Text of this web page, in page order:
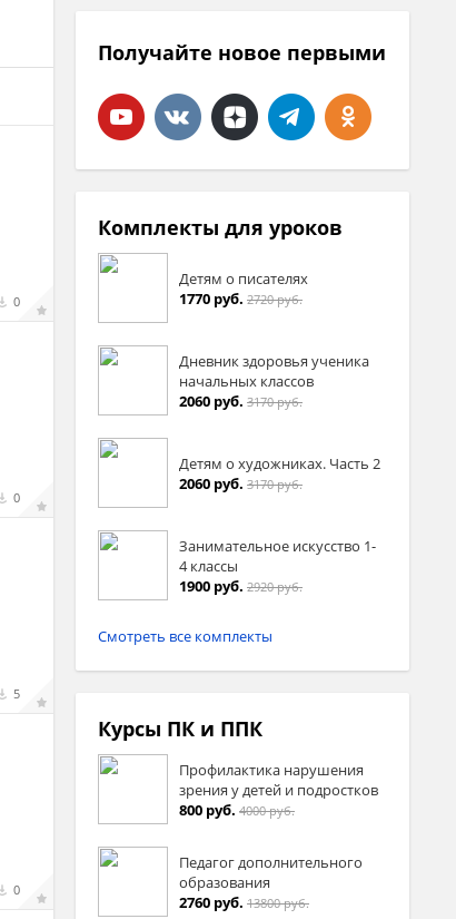
0
0
5
0
Получайте новое первыми
Комплекты для уроков
Детям о писателях
1770 руб. 2720 руб.
Дневник здоровья ученика
начальных классов
2060 руб. 3170 руб.
Детям о художниках. Часть 2
2060 руб. 3170 руб.
Занимательное искусство 1-
4 классы
1900 руб. 2920 руб.
Смотреть все комплекты
Курсы ПК и ППК
Профилактика нарушения
зрения у детей и подростков
800 руб. 4000 руб.
Педагог дополнительного
образования
2760 руб. 13800 руб.